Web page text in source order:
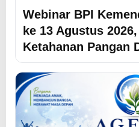
Webinar BPI
ke 13 Agustus
Ketahanan Pangan